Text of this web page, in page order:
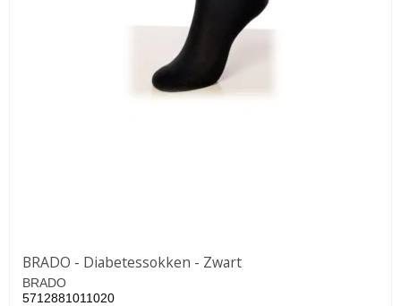
BRADO - Diabetessokken - Zwart
BRADO
5712881011020